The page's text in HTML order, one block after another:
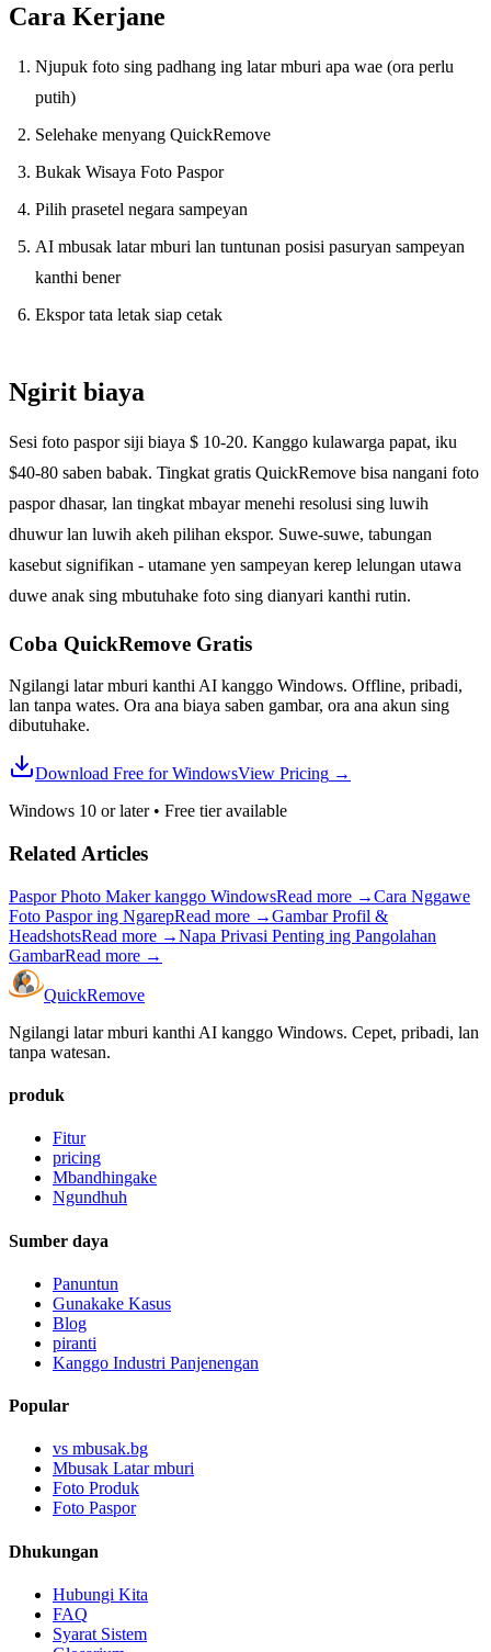
Cara Kerjane
Njupuk foto sing padhang ing latar mburi apa wae (ora perlu
putih)
Selehake menyang QuickRemove
Bukak Wisaya Foto Paspor
Pilih prasetel negara sampeyan
AI mbusak latar mburi lan tuntunan posisi pasuryan sampeyan
kanthi bener
Ekspor tata letak siap cetak
Ngirit biaya
Sesi foto paspor siji biaya $ 10-20. Kanggo kulawarga papat, iku
$40-80 saben babak. Tingkat gratis QuickRemove bisa nangani foto
paspor dhasar, lan tingkat mbayar menehi resolusi sing luwih
dhuwur lan luwih akeh pilihan ekspor. Suwe-suwe, tabungan
kasebut signifikan - utamane yen sampeyan kerep lelungan utawa
duwe anak sing mbutuhake foto sing dianyari kanthi rutin.
Coba QuickRemove Gratis
Ngilangi latar mburi kanthi AI kanggo Windows. Offline, pribadi,
lan tanpa wates. Ora ana biaya saben gambar, ora ana akun sing
dibutuhake.
Download Free for WindowsView Pricing →
Windows 10 or later• Free tier available
Related Articles
Paspor Photo Maker kanggo WindowsRead more →Cara Nggawe
Foto Paspor ing NgarepRead more →Gambar Profil &
HeadshotsRead more →Napa Privasi Penting ing Pangolahan
GambarRead more →
QuickRemove
Ngilangi latar mburi kanthi AI kanggo Windows. Cepet, pribadi, lan
tanpa watesan.
produk
Fitur
pricing
Mbandhingake
Ngundhuh
Sumber daya
Panuntun
Gunakake Kasus
Blog
piranti
Kanggo Industri Panjenengan
Popular
vs mbusak.bg
Mbusak Latar mburi
Foto Produk
Foto Paspor
Dhukungan
Hubungi Kita
FAQ
Syarat Sistem